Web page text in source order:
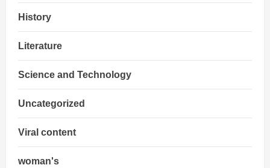
History
Literature
Science and Technology
Uncategorized
Viral content
woman's